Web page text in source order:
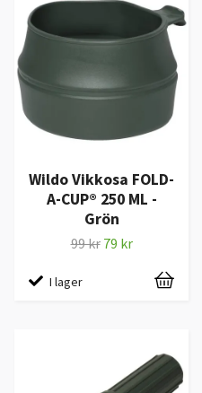
Wildo Vikkosa FOLD-
A-CUP® 250 ML -
Grön
99 kr 79 kr
I lager